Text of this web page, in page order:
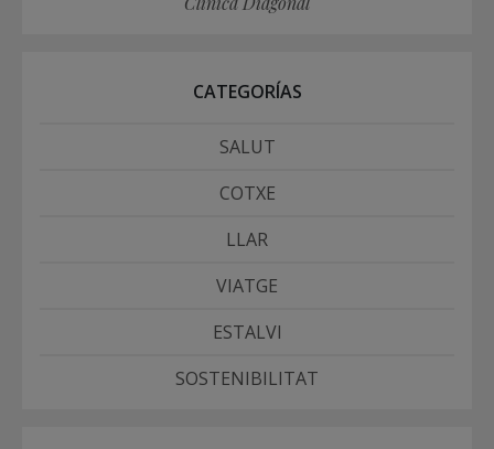
CATEGORÍAS
SALUT
COTXE
LLAR
VIATGE
ESTALVI
SOSTENIBILITAT